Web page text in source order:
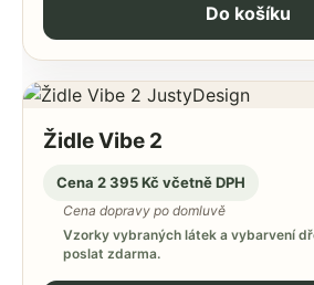
Do košíku
Židle Vibe 2
Cena 2 395 Kč včetně DPH
Cena dopravy po domluvě
Vzorky vybraných látek a vybarvení
poslat zdarma.